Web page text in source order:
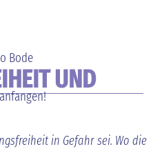
Bode
UND
in Gefahr sei. Wo die